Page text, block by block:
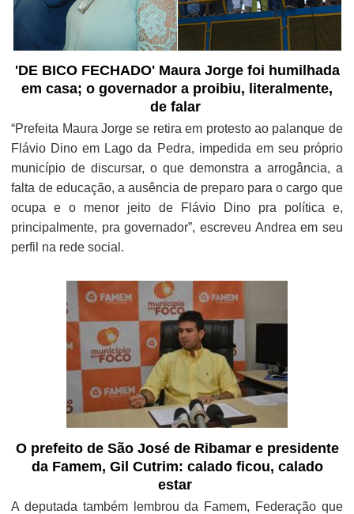
'DE BICO FECHADO' Maura Jorge foi humilhada
em casa; o governador a proibiu, literalmente,
de falar
“Prefeita Maura Jorge se retira em protesto ao palanque de
Flávio Dino em Lago da Pedra, impedida em seu próprio
município de discursar, o que demonstra a arrogância, a
falta de educação, a ausência de preparo para o cargo que
ocupa e o menor jeito de Flávio Dino pra política e,
principalmente, pra governador”, escreveu Andrea em seu
perfil na rede social.
O prefeito de São José de Ribamar e presidente
da Famem, Gil Cutrim: calado ficou, calado
estar
A deputada também lembrou da Famem, Federação que